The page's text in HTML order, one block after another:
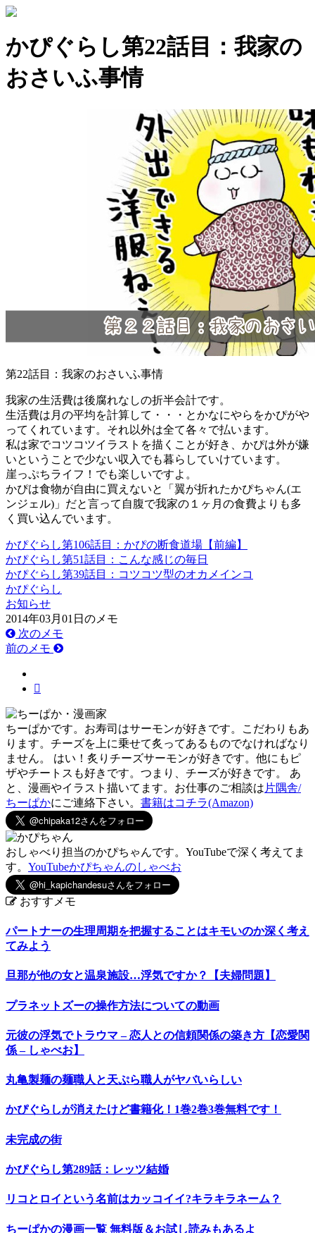
かぴぐらし第22話目：我家の
おさいふ事情
第22話目：我家のおさいふ事情
我家の生活費は後腐れなしの折半会計です。
生活費は月の平均を計算して・・・とかなにやらをかぴがや
ってくれています。それ以外は全て各々で払います。
私は家でコツコツイラストを描くことが好き、かぴは外が嫌
いということで少ない収入でも暮らしていけています。
崖っぷちライフ！でも楽しいですよ。
かぴは食物が自由に買えないと「翼が折れたかぴちゃん(エ
ンジェル)」だと言って自腹で我家の１ヶ月の食費よりも多
く買い込んでいます。
かぴぐらし第106話目：かぴの断食道場【前編】
かぴぐらし第51話目：こんな感じの毎日
かぴぐらし第39話目：コツコツ型のオカメインコ
かぴぐらし
お知らせ
2014年03月01日のメモ
次のメモ
前のメモ
ちーぱかです。お寿司はサーモンが好きです。こだわりもあ
ります。チーズを上に乗せて炙ってあるものでなければなり
ません。 はい！炙りチーズサーモンが好きです。他にもピ
ザやチートスも好きです。つまり、チーズが好きです。 あ
と、漫画やイラスト描いてます。お仕事のご相談は 片隅舎/
ちーぱかにご連絡下さい。 書籍はコチラ(Amazon)
おしゃべり担当のかぴちゃんです。YouTubeで深く考えてま
す。 YouTubeかぴちゃんのしゃべお
おすすメモ
パートナーの生理周期を把握することはキモいのか深く考え
てみよう
旦那が他の女と温泉施設…浮気ですか？【夫婦問題】
プラネットズーの操作方法についての動画
元彼の浮気でトラウマ – 恋人との信頼関係の築き方【恋愛関
係 – しゃべお】
丸亀製麺の麺職人と天ぷら職人がヤバいらしい
かぴぐらしが消えたけど書籍化！1巻2巻3巻無料です！
未完成の街
かぴぐらし第289話：レッツ結婚
リコとロイという名前はカッコイイ?キラキラネーム？
ちーぱかの漫画一覧 無料版＆お試し読みもあるよ